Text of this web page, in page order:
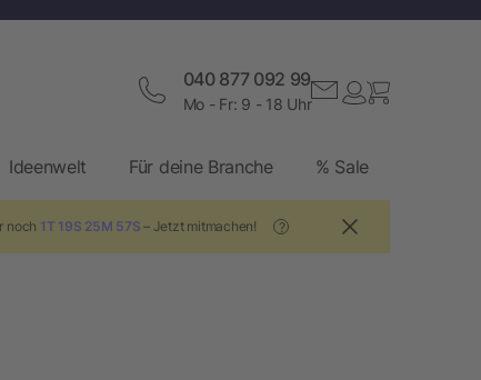
040 877 092 99
Mo - Fr: 9 - 18 Uhr
Ideenwelt Für deine Branche % Sale
noch 1T 19S 25M 56S – Jetzt mitmachen! ?